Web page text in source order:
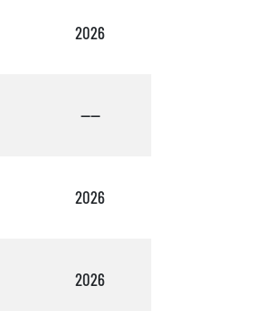
2026
----
2026
2026